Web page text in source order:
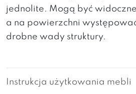
jednolite. Mogą być
a na powierzchni
drobne wady struktury.
Instrukcja użytkowania mebli